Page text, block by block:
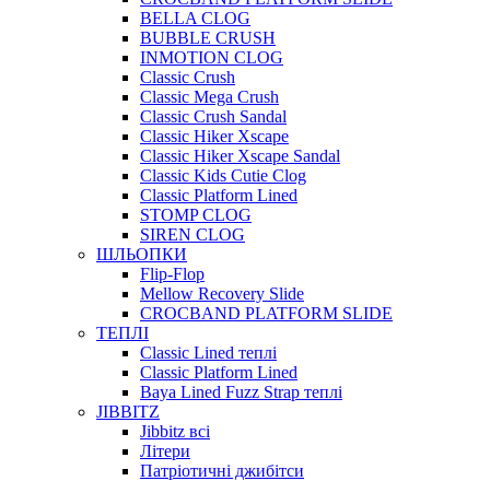
BELLA CLOG
BUBBLE CRUSH
INMOTION CLOG
Classic Crush
Classic Mega Crush
Classic Crush Sandal
Classic Hiker Xscape
Classic Hiker Xscape Sandal
Classic Kids Cutie Clog
Classic Platform Lined
STOMP CLOG
SIREN CLOG
ШЛЬОПКИ
Flip-Flop
Mellow Recovery Slide
CROCBAND PLATFORM SLIDE
ТЕПЛІ
Classic Lined теплі
Classic Platform Lined
Baya Lined Fuzz Strap теплі
JIBBITZ
Jibbitz всі
Літери
Патріотичні джибітси